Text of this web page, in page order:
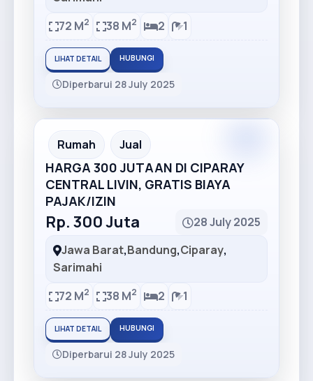
72 M2 38 M2 2 1
LIHAT DETAIL HUBUNGI
Diperbarui 28 July 2025
Recommended
Rumah Jual
HARGA 300 JUTAAN DI CIPARAY
CENTRAL LIVIN, GRATIS BIAYA
PAJAK/IZIN
Rp. 300 Juta
28 July 2025
Jawa Barat,Bandung,Ciparay,
Sarimahi
72 M2 38 M2 2 1
LIHAT DETAIL HUBUNGI
Diperbarui 28 July 2025